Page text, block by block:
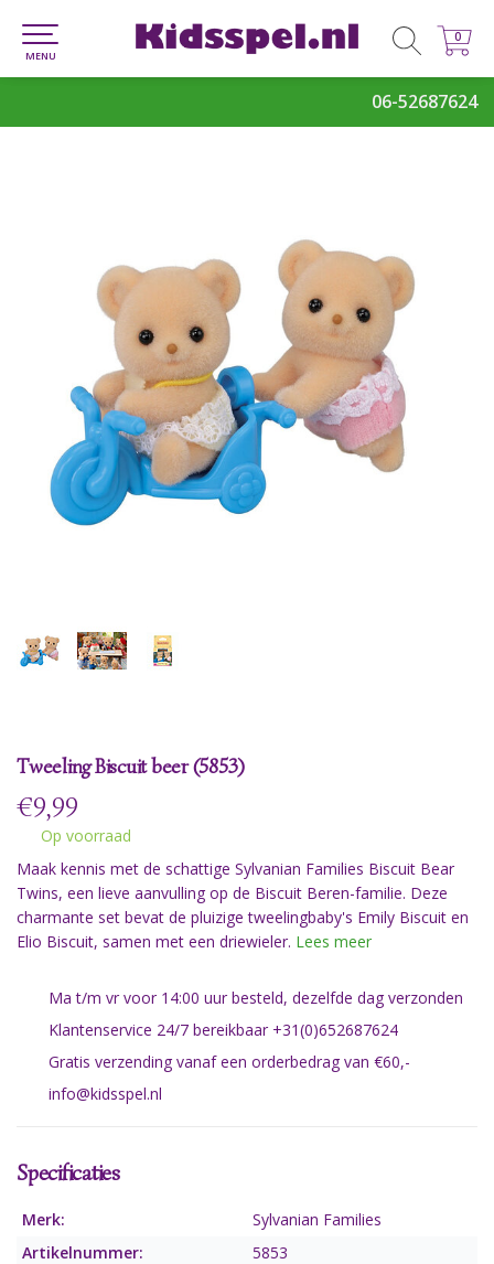
06-52687624
0
0
MENU
Tweeling Biscuit beer (5853)
€9,99
Op voorraad
Maak kennis met de schattige Sylvanian Families Biscuit Bear
Twins, een lieve aanvulling op de Biscuit Beren-familie. Deze
charmante set bevat de pluizige tweelingbaby's Emily Biscuit en
Elio Biscuit, samen met een driewieler. Lees meer
Ma t/m vr voor 14:00 uur besteld, dezelfde dag verzonden
Klantenservice 24/7 bereikbaar +31(0)652687624
Gratis verzending vanaf een orderbedrag van €60,-
info@kidsspel.nl
Specificaties
Merk:
Sylvanian Families
Artikelnummer:
5853